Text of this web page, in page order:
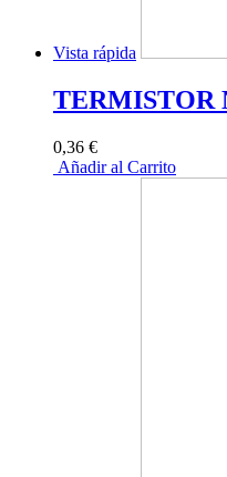
Vista rápida
TERMISTOR
0,36 €
Añadir al Carrito